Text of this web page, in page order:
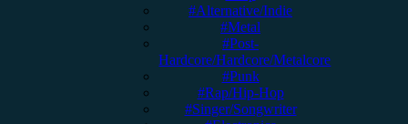
#Alternative/Indie
#Metal
#Post-
Hardcore/Hardcore/Metalcore
#Punk
#Rap/Hip-Hop
#Singer/Songwriter